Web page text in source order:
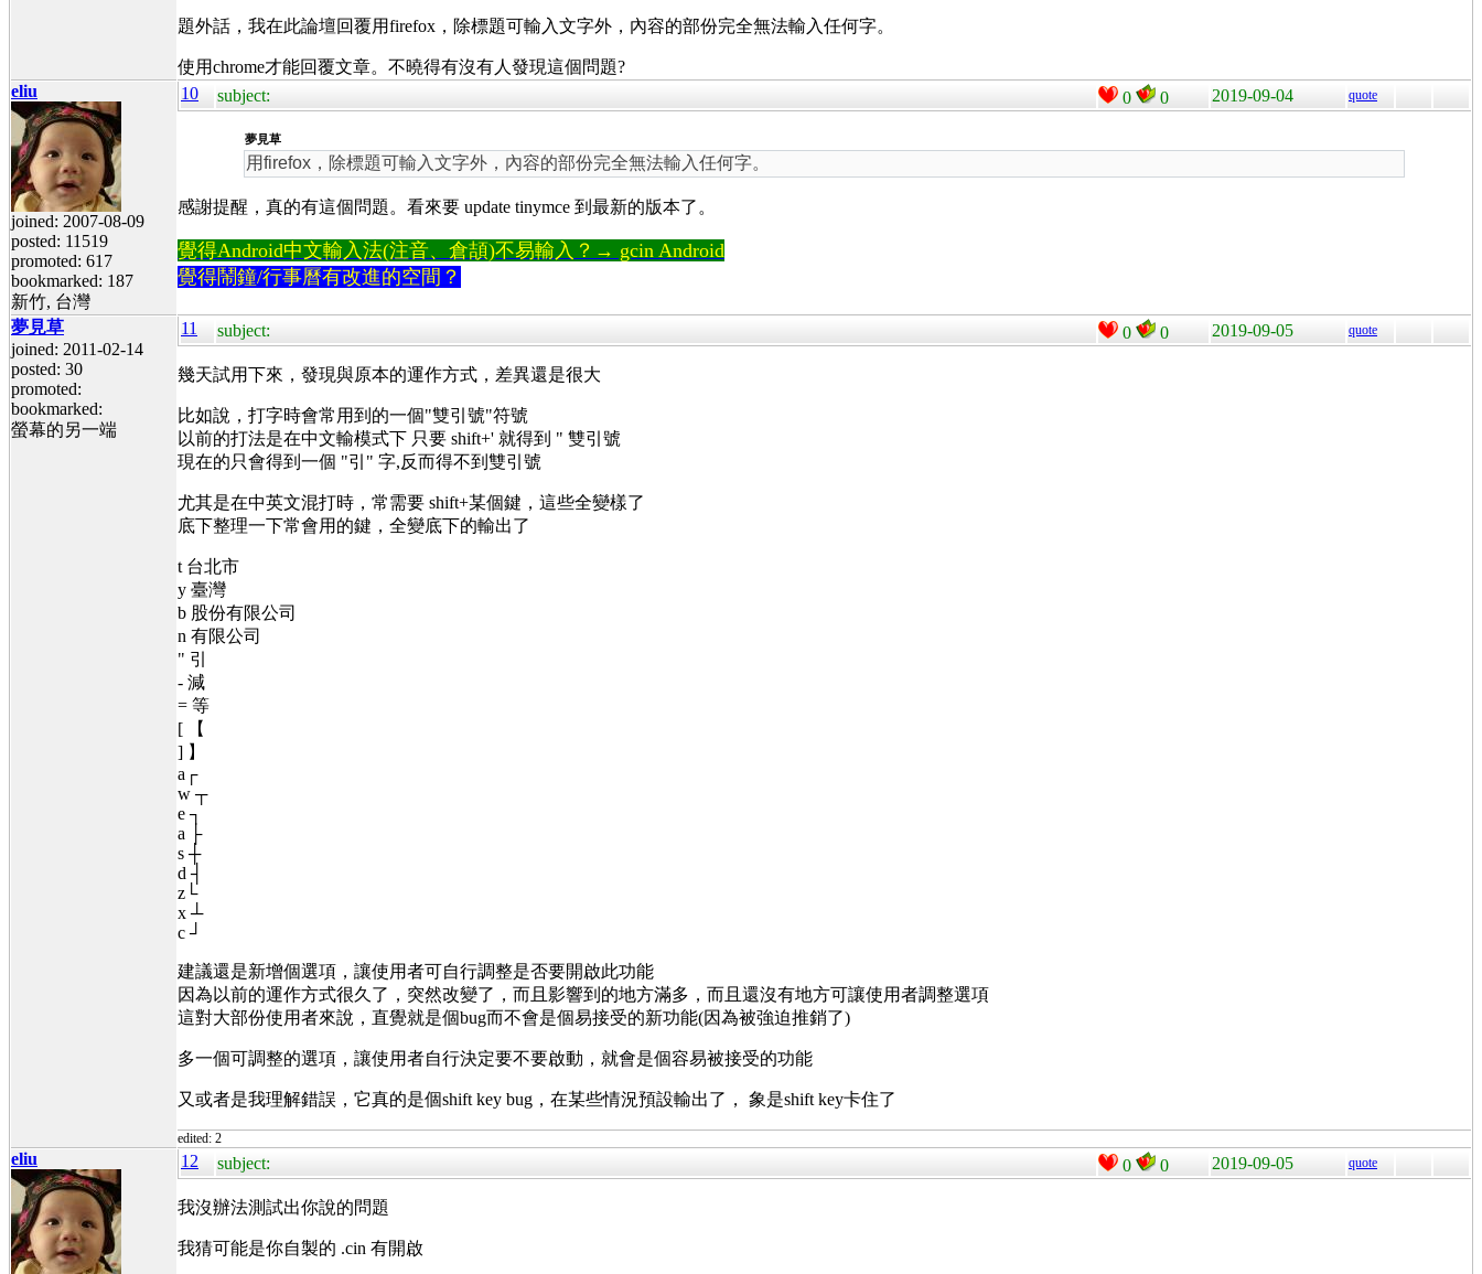
題外話，我在此論壇回覆用firefox，除標題可輸入文字外，內容的部份完全無法輸入任何字。
使用chrome才能回覆文章。不曉得有沒有人發現這個問題?
eliu
joined: 2007-08-09
posted: 11519
promoted: 617
bookmarked: 187
新竹, 台灣
10 subject: 0 0 2019-09-04 quote
夢見草
用firefox，除標題可輸入文字外，內容的部份完全無法輸入任何字。
感謝提醒，真的有這個問題。看來要 update tinymce 到最新的版本了。
覺得Android中文輸入法(注音、倉頡)不易輸入？→ gcin Android
覺得鬧鐘/行事曆有改進的空間？
夢見草
joined: 2011-02-14
posted: 30
promoted:
bookmarked:
螢幕的另一端
11 subject: 0 0 2019-09-05 quote
幾天試用下來，發現與原本的運作方式，差異還是很大
比如說，打字時會常用到的一個"雙引號"符號
以前的打法是在中文輸模式下 只要 shift+' 就得到 " 雙引號
現在的只會得到一個 "引" 字,反而得不到雙引號
尤其是在中英文混打時，常需要 shift+某個鍵，這些全變樣了
底下整理一下常會用的鍵，全變底下的輸出了
t 台北市
y 臺灣
b 股份有限公司
n 有限公司
" 引
- 減
= 等
[ 【
] 】
a┌
w ┬
e ┐
a ├
s ┼
d ┤
z└
x ┴
c ┘
建議還是新增個選項，讓使用者可自行調整是否要開啟此功能
因為以前的運作方式很久了，突然改變了，而且影響到的地方滿多，而且還沒有地方可讓使用者調整選項
這對大部份使用者來說，直覺就是個bug而不會是個易接受的新功能(因為被強迫推銷了)
多一個可調整的選項，讓使用者自行決定要不要啟動，就會是個容易被接受的功能
又或者是我理解錯誤，它真的是個shift key bug，在某些情況預設輸出了， 象是shift key卡住了
edited: 2
eliu 12 subject: 0 0 2019-09-05 quote
我沒辦法測試出你說的問題
我猜可能是你自製的 .cin 有開啟